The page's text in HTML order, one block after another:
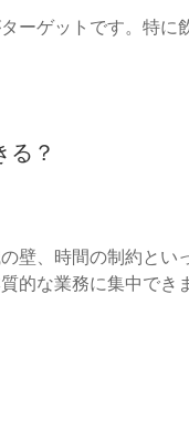
ーゲットです。特
る？
壁、時間の制約と
的な業務に集中でき